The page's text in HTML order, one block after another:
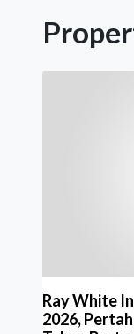
Ray White
2026,